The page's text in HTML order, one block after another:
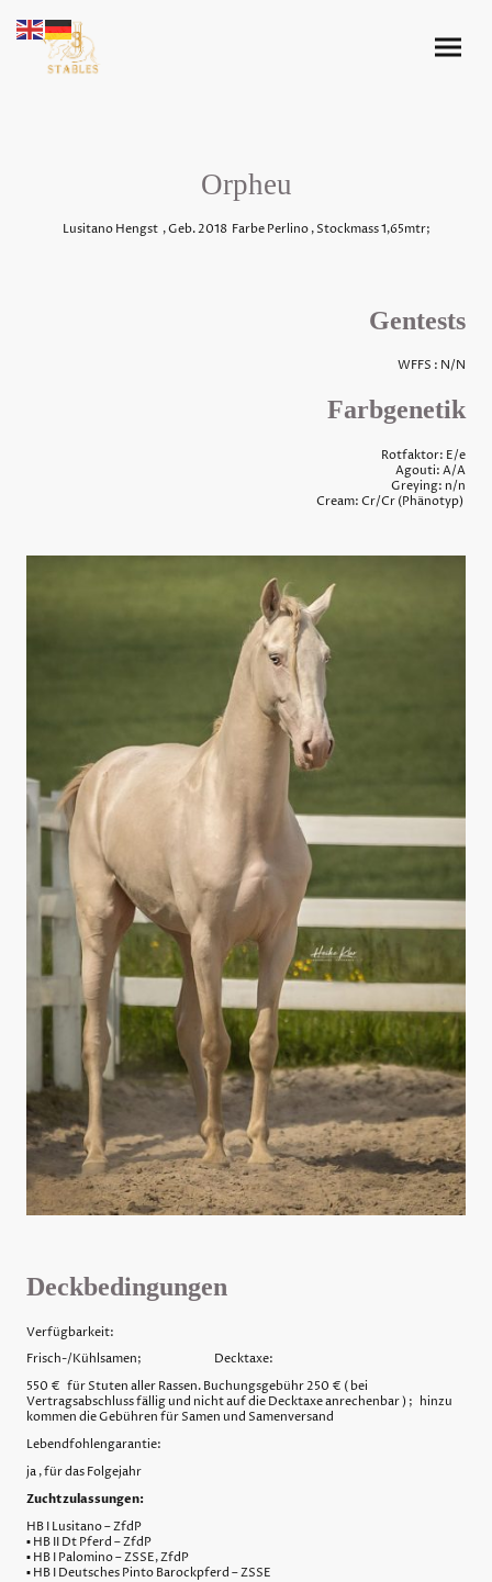
Orpheu
Lusitano Hengst , Geb. 2018 Farbe Perlino , Stockmass 1,65mtr;
Gentests
WFFS : N/N
Farbgenetik
Rotfaktor: E/e
Agouti: A/A
Greying: n/n
Cream: Cr/Cr (Phänotyp)
Deckbedingungen
Verfügbarkeit:
Frisch-/Kühlsamen; Decktaxe:
550 € für Stuten aller Rassen. Buchungsgebühr 250 € ( bei
Vertragsabschluss fällig und nicht auf die Decktaxe anrechenbar ) ; hinzu
kommen die Gebühren für Samen und Samenversand
Lebendfohlengarantie:
ja , für das Folgejahr
Zuchtzulassungen:
HB I Lusitano – ZfdP
▪ HB II Dt Pferd – ZfdP
▪ HB I Palomino – ZSSE, ZfdP
▪ HB I Deutsches Pinto Barockpferd – ZSSE